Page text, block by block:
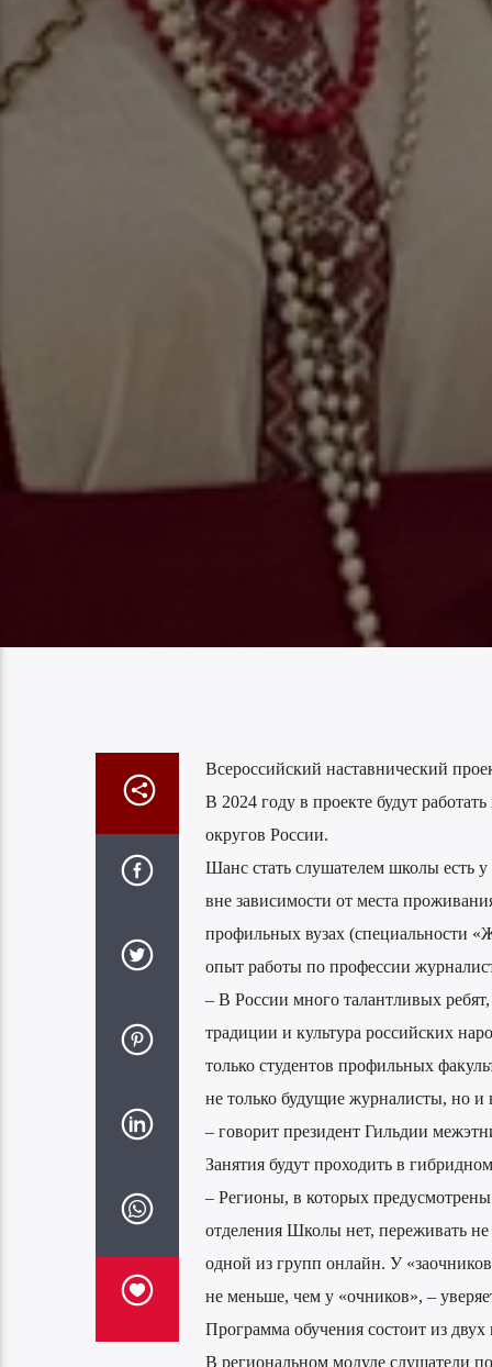
Всероссийский наставнический
В 2024 году в проекте будут
округов России.
Шанс стать слушателем школы есть у
вне зависимости от места
профильных вузах (специальности
опыт работы по профессии
– В России много талантливых
традиции и культура российских
только студентов профильных
не только будущие журналисты, но и
– говорит президент Гильдии
Занятия будут проходить в
– Регионы, в которых
отделения Школы нет, переживать не
одной из групп онлайн. У
не меньше, чем у «очников», –
Программа обучения состоит из
В региональном модуле слушатели